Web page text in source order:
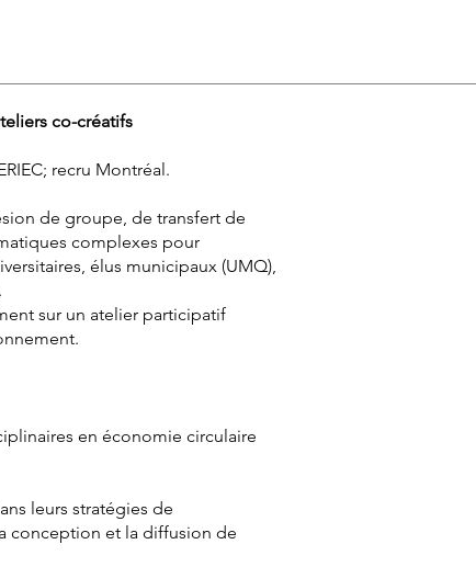
en économie circulaire
leurs stratégies de
conception et la diffusion de
co-créatifs
recru Montréal.
de groupe, de transfert de
complexes pour
élus municipaux (UMQ),
sur un atelier participatif